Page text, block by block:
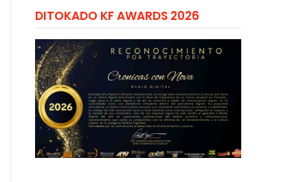
DITOKADO KF AWARDS 2026